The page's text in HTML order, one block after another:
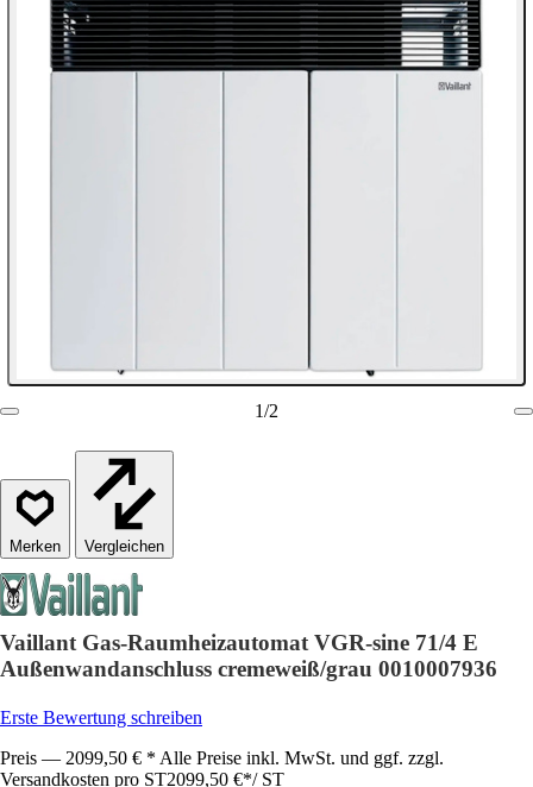
1/2
Vergleichen
Vaillant Gas-Raumheizautomat VGR-sine 71/4 E
Außenwandanschluss cremeweiß/grau 0010007936
Erste Bewertung schreiben
Preis — 2099,50 € * Alle Preise inkl. MwSt. und ggf. zzgl.
Versandkosten pro ST2099,50 €*/ ST